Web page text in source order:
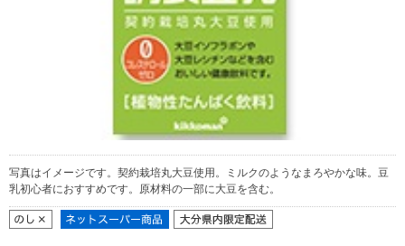
写真はイメージです。契約栽培丸大豆使用。ミルクのようなまろやかな味。豆
乳初心者におすすめです。原材料の一部に大豆を含む。